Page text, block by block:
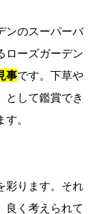
ンのスーパーバ
ローズガーデン
事です。下草や
として鑑賞でき
。
彩ります。それ
良く考えられて